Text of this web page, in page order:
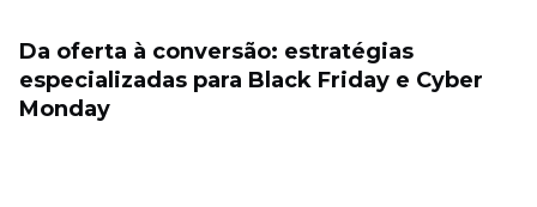
Da oferta à conversão: estratégias
especializadas para Black Friday e Cyber ​​
Monday